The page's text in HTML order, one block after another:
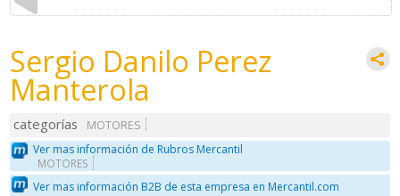
Sergio Danilo Perez
Manterola
categorías
MOTORES
Ver mas información de Rubros Mercantil
MOTORES
Ver mas información B2B de esta empresa en Mercantil.com